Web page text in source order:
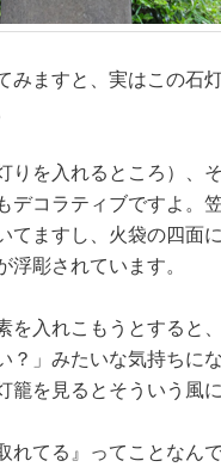
みますと、実はこの石
りを入れるところ）、
デコラティブですよ。
てますし、火袋の四面に
彫されています。
を入れこもうとすると
？」みたいな気持ちに
籠を見るとそういう風
れてる』ってことなん